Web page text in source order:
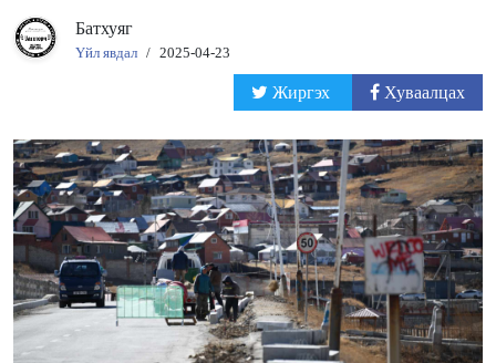
Батхуяг
Үйл явдал / 2025-04-23
Жиргэх Хуваалцах